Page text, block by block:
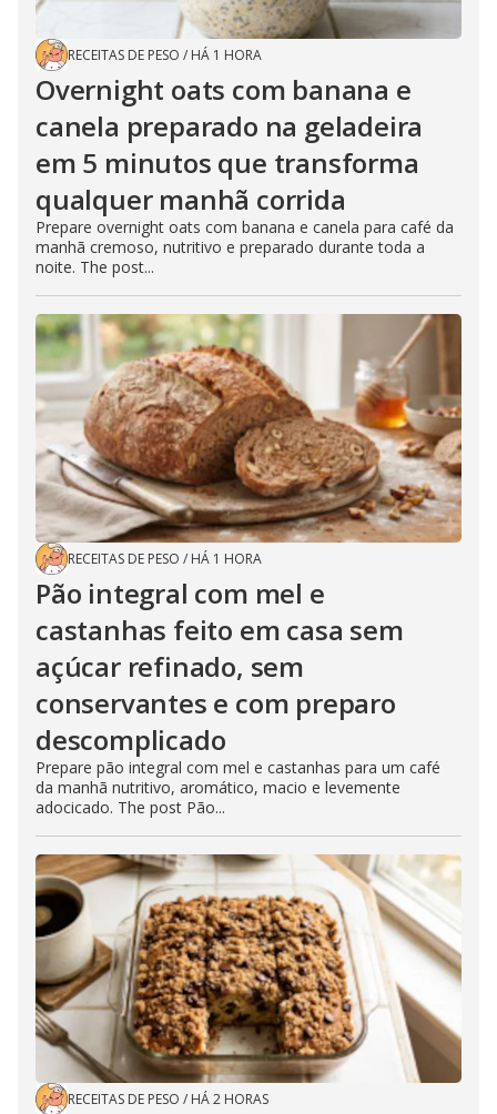
RECEITAS DE PESO / HÁ 1 HORA
Overnight oats com banana e
canela preparado na geladeira
em 5 minutos que transforma
qualquer manhã corrida
Prepare overnight oats com banana e canela para café da
manhã cremoso, nutritivo e preparado durante toda a
noite. The post...
RECEITAS DE PESO / HÁ 1 HORA
Pão integral com mel e
castanhas feito em casa sem
açúcar refinado, sem
conservantes e com preparo
descomplicado
Prepare pão integral com mel e castanhas para um café
da manhã nutritivo, aromático, macio e levemente
adocicado. The post Pão...
RECEITAS DE PESO / HÁ 2 HORAS